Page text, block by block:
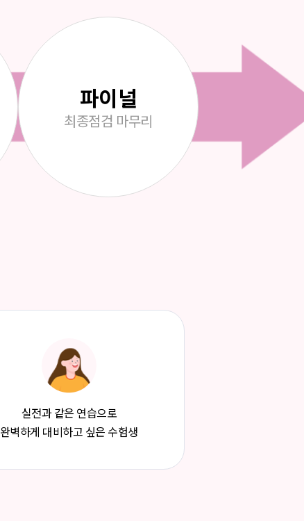
파이널
최종점검 마무리
실전과 같은 연습으로
완벽하게 대비하고 싶은 수험생